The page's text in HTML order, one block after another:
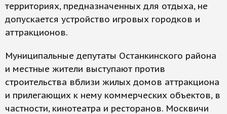
территориях, предназначенных для отдыха, не
допускается устройство игровых городков и
аттракционов.
Муниципальные депутаты Останкинского района
и местные жители выступают против
строительства вблизи жилых домов аттракциона
и прилегающих к нему коммерческих объектов, в
частности, кинотеатра и ресторанов. Москвичи